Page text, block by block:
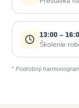
13:00 –
Školenie
* Podrobný